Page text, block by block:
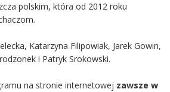
polskim, która od 2012 roku
Katarzyna Filipowiak, Jarek Gowin,
i Patryk Srokowski.
na stronie internetowej zawsze w